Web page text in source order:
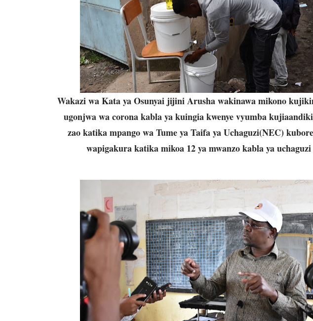
Wakazi wa Kata ya Osunyai jijini Arusha wakinawa mikono
ugonjwa wa corona kabla ya kuingia kwenye vyumba
zao katika mpango wa Tume ya Taifa ya Uchaguzi(NEC)
wapigakura katika mikoa 12 ya mwanzo kabla ya